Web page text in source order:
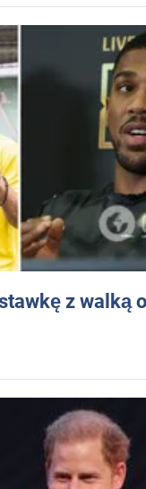
z walką